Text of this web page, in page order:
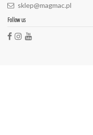
sklep@magmac.pl
Follow us